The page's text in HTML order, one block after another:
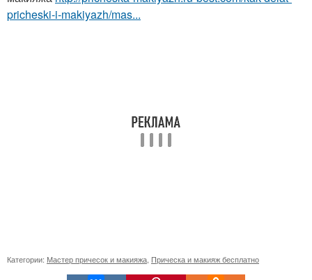
pricheski-i-makiyazh/mas...
Категории: Мастер причесок и макияжа Прическа и макияж бесплатно